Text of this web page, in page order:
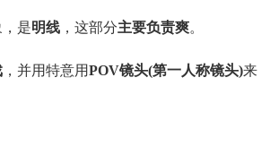
是明线 ，这部分主要负责爽。
，并用特意用POV镜头(第一人称镜头)来